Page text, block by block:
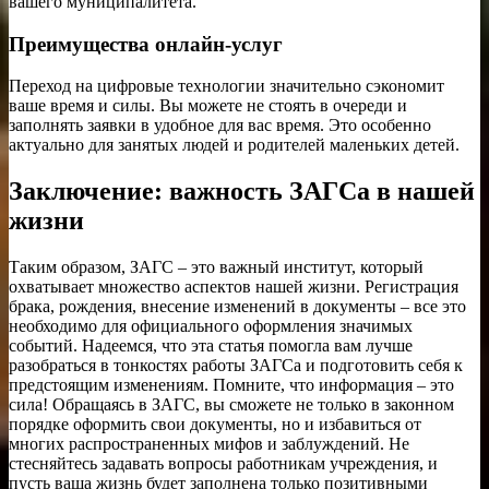
Преимущества онлайн-услуг
Переход на цифровые технологии значительно сэкономит
ваше время и силы. Вы можете не стоять в очереди и
заполнять заявки в удобное для вас время. Это особенно
актуально для занятых людей и родителей маленьких детей.
Заключение: важность ЗАГСа в нашей
жизни
Таким образом, ЗАГС – это важный институт, который
охватывает множество аспектов нашей жизни. Регистрация
брака, рождения, внесение изменений в документы – все это
необходимо для официального оформления значимых
событий. Надеемся, что эта статья помогла вам лучше
разобраться в тонкостях работы ЗАГСа и подготовить себя к
предстоящим изменениям. Помните, что информация – это
сила! Обращаясь в ЗАГС, вы сможете не только в законном
порядке оформить свои документы, но и избавиться от
многих распространенных мифов и заблуждений. Не
стесняйтесь задавать вопросы работникам учреждения, и
пусть ваша жизнь будет заполнена только позитивными